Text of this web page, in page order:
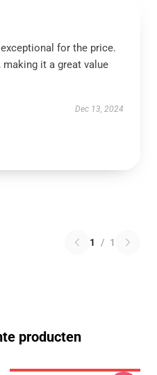
for the price.
it a great value
Dec 13, 2024
1 / 1
producten